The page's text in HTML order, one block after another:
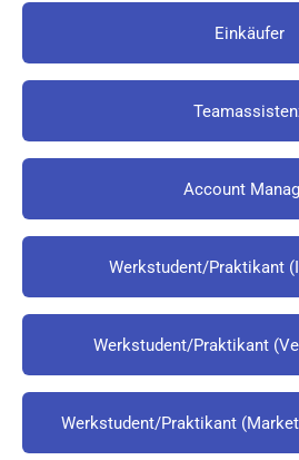
Einkäufer
Account
Werkstudent/Praktikant
Werkstudent/Praktikant
Werkstudent/Praktikant